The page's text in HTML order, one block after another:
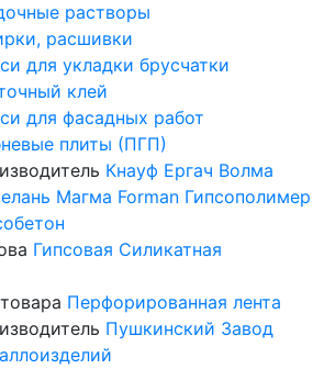
растворы
расшивки
для укладки брусчатки
клей
для фасадных работ
плиты (ПГП)
Кнауф Ергач Волма
Магма Forman Гипсополимер
Гипсовая Силикатная
Перфорированная лента
Пушкинский Завод